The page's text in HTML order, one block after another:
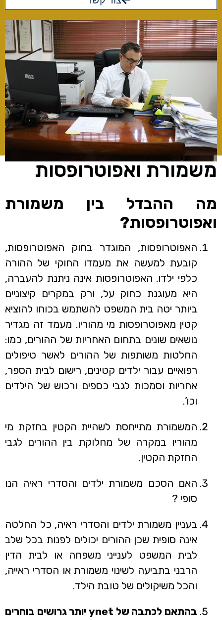
משמורת ואפוטרופסות
מה ההבדל בין משמורת
ואפוטרופסות?
האפוטרופסות, המוגדר בחוק האפוטרופסות,
קובעת למעשה את מעמדו החוקי של ההורה
כלפי ילדו. האפוטרופסות אינה ניתנת להעברה,
היא מעוגנת כחוק על, ורק במקרים קיצוניים
ביותר יטה בית המשפט להשתמש בכוחו להוציא
קטין מאפוטרופסות מי מהוריו. מעמד זה מגדיר
נושאים שונים בתחום האחריות של ההורים, כמו:
החלטות משותפות של ההורים לאשר טיפולים
רפואיים עבור ילדים קטינים, רישום לבית הספר,
אחריות וסמכות לגבי כספים ורכוש של הילדים
וכו’.
המשמורת מתייחסת לשהיית הקטין בחזקת מי
מהוריו במקרה של מחלוקת בין ההורים לגבי
החזקת הקטין.
האם הסכם משמורת ילדים והסדרי ראיה הנו
סופי ?
בעניין משמורת ילדים והסדרי ראיה, כל החלטה
אינה סופית שכן ההורים יכולים לפנות בכל שלב
לבית המשפט לענייני משפחה או לבית הדין
הרבני בתביעה לשינוי משמורת או הסדרי ראייה,
והכל משיקולים של טובת הילד.
בהתאם לכתבה של ynet יותר גרושים בוחרים